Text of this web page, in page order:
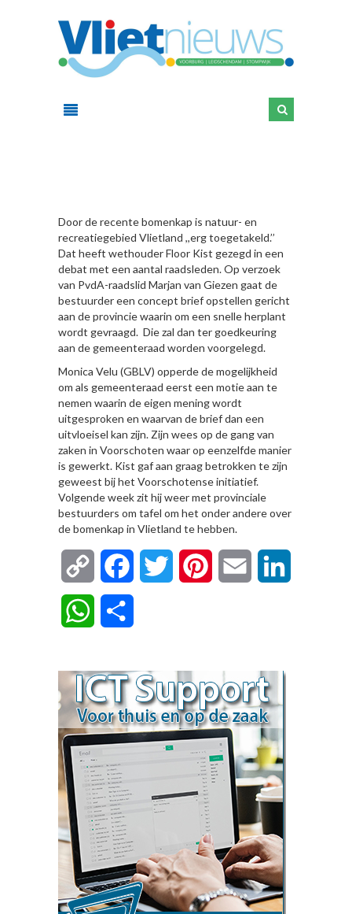
Door de recente bomenkap is natuur- en
recreatiegebied Vlietland ,,erg toegetakeld.’’
Dat heeft wethouder Floor Kist gezegd in een
debat met een aantal raadsleden. Op verzoek
van PvdA-raadslid Marjan van Giezen gaat de
bestuurder een concept brief opstellen gericht
aan de provincie waarin om een snelle herplant
wordt gevraagd. Die zal dan ter goedkeuring
aan de gemeenteraad worden voorgelegd.
Monica Velu (GBLV) opperde de mogelijkheid
om als gemeenteraad eerst een motie aan te
nemen waarin de eigen mening wordt
uitgesproken en waarvan de brief dan een
uitvloeisel kan zijn. Zijn wees op de gang van
zaken in Voorschoten waar op eenzelfde manier
is gewerkt. Kist gaf aan graag betrokken te zijn
geweest bij het Voorschotense initiatief.
Volgende week zit hij weer met provinciale
bestuurders om tafel om het onder andere over
de bomenkap in Vlietland te hebben.
Copy
Link
FacebookTwitter Pinterest Email
WhatsApp